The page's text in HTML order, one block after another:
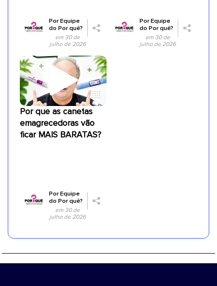
PorEquipe
do Por quê?
em 30 de
julho de 2026
PorEquipe
do Por quê?
em 30 de
julho de 2026
Por que as canetas
emagrecedoras vão
ficar MAIS BARATAS?
PorEquipe
do Por quê?
em 30 de
julho de 2026